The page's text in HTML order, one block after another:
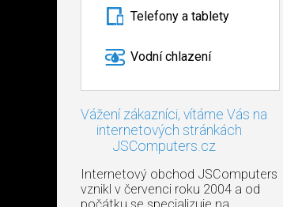
Telefony a tablety
Vodní chlazení
Vážení zákazníci, vítáme Vás na
internetových stránkách
JSComputers.cz
Internetový obchod JSComputers
vznikl v červenci roku 2004 a od